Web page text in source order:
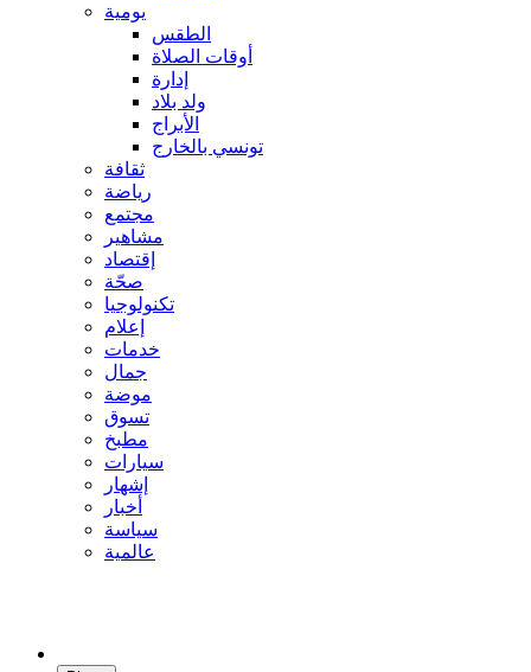
يومية
الطقس
أوقات الصلاة
إدارة
ولد بلاد
الأبراج
تونسي بالخارج
ثقافة
رياضة
مجتمع
مشاهير
إقتصاد
صحّة
تكنولوجيا
إعلام
خدمات
جمال
موضة
تسوق
مطبخ
سيارات
إشهار
أخبار
سياسة
عالمية